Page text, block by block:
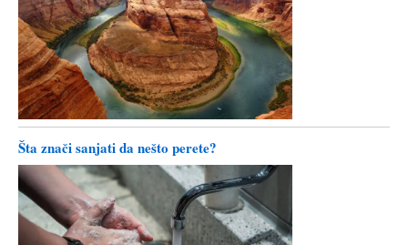
Šta znači sanjati da nešto perete?